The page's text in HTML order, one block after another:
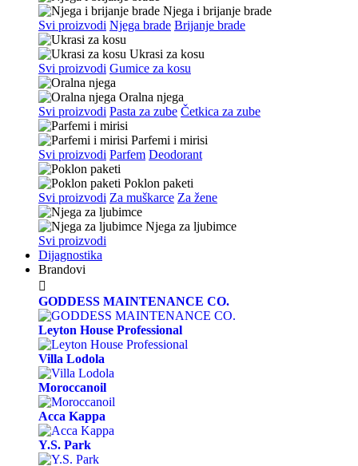
Njega i brijanje brade
Svi proizvodi Njega brade Brijanje brade
Ukrasi za kosu
Svi proizvodi Gumice za kosu
Oralna njega
Svi proizvodi Pasta za zube Četkica za zube
Parfemi i mirisi
Svi proizvodi Parfem Deodorant
Poklon paketi
Svi proizvodi Za muškarce Za žene
Njega za ljubimce
Svi proizvodi
Dijagnostika
Brandovi

GODDESS MAINTENANCE CO.
Leyton House Professional
Villa Lodola
Moroccanoil
Acca Kappa
Y.S. Park